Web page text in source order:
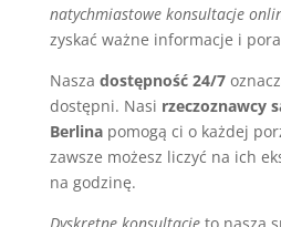
natychmiastowe konsultacje
zyskać ważne informacje i
Nasza dostępność 24/7
dostępni. Nasi rzeczoznawcy
Berlinapomogą ci o każdej
zawsze możesz liczyć na ich
na godzinę.